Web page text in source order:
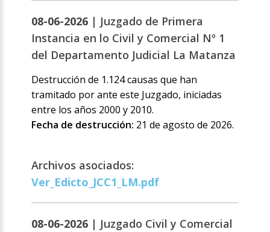
08-06-2026 | Juzgado de Primera
Instancia en lo Civil y Comercial Nº 1
del Departamento Judicial La Matanza
Destrucción de 1.124 causas que han
tramitado por ante este Juzgado, iniciadas
entre los años 2000 y 2010.
Fecha de destrucción: 21 de agosto de 2026.
Archivos asociados:
Ver_Edicto_JCC1_LM.pdf
08-06-2026 | Juzgado Civil y Comercial